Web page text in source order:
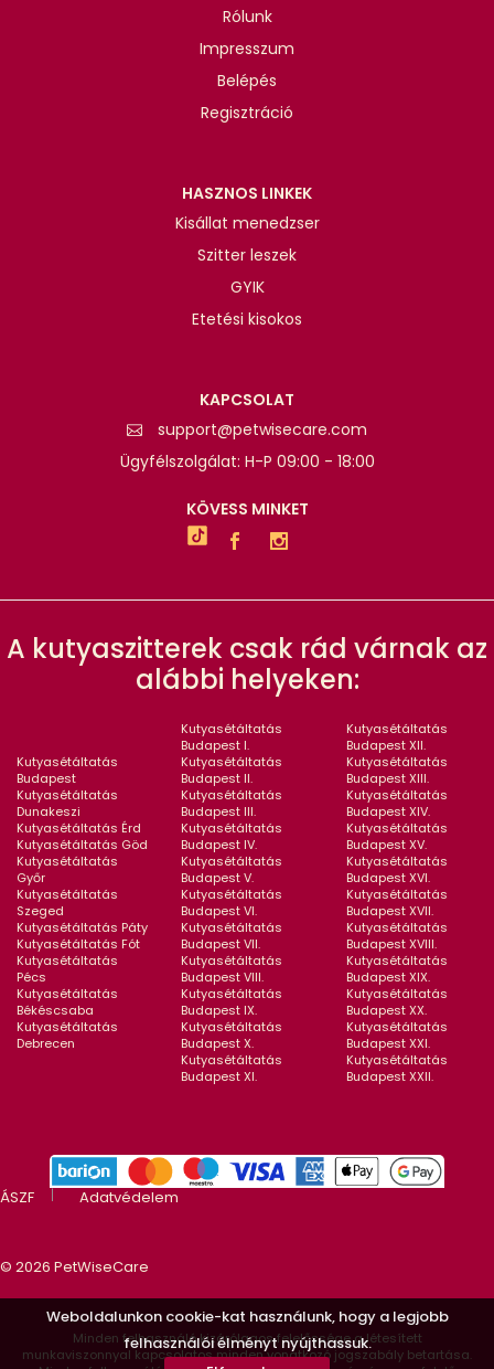
Weboldalunkon cookie-kat használunk, hogy a legjobb
felhasználói élményt nyújthassuk.
Rólunk
Impresszum
Belépés
Regisztráció
HASZNOS LINKEK
Kisállat menedzser
Szitter leszek
GYIK
Etetési kisokos
KAPCSOLAT
support@petwisecare.com
Ügyfélszolgálat: H-P 09:00 - 18:00
KÖVESS MINKET
A kutyaszitterek csak rád várnak az
alábbi helyeken:
Kutyasétáltatás
Budapest
Kutyasétáltatás
Dunakeszi
Kutyasétáltatás Érd
Kutyasétáltatás Göd
Kutyasétáltatás
Győr
Kutyasétáltatás
Szeged
Kutyasétáltatás Páty
Kutyasétáltatás Fót
Kutyasétáltatás
Pécs
Kutyasétáltatás
Békéscsaba
Kutyasétáltatás
Debrecen
Kutyasétáltatás
Budapest I.
Kutyasétáltatás
Budapest II.
Kutyasétáltatás
Budapest III.
Kutyasétáltatás
Budapest IV.
Kutyasétáltatás
Budapest V.
Kutyasétáltatás
Budapest VI.
Kutyasétáltatás
Budapest VII.
Kutyasétáltatás
Budapest VIII.
Kutyasétáltatás
Budapest IX.
Kutyasétáltatás
Budapest X.
Kutyasétáltatás
Budapest XI.
Kutyasétáltatás
Budapest XII.
Kutyasétáltatás
Budapest XIII.
Kutyasétáltatás
Budapest XIV.
Kutyasétáltatás
Budapest XV.
Kutyasétáltatás
Budapest XVI.
Kutyasétáltatás
Budapest XVII.
Kutyasétáltatás
Budapest XVIII.
Kutyasétáltatás
Budapest XIX.
Kutyasétáltatás
Budapest XX.
Kutyasétáltatás
Budapest XXI.
Kutyasétáltatás
Budapest XXII.
ÁSZF Adatvédelem
© 2026 PetWiseCare
Minden felhasználó kizárólagos felelőssége a létesített
munkaviszonnyal kapcsolatos minden vonatkozó jogszabály betartása.